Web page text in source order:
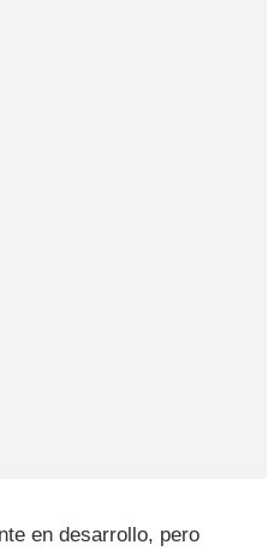
en desarrollo, pero